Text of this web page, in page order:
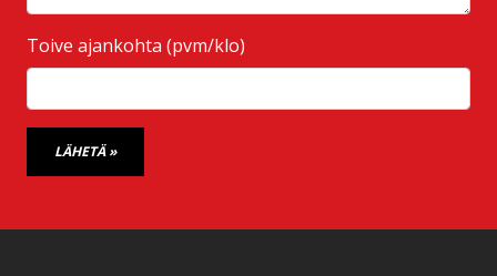
Toive ajankohta (pvm/klo)
LÄHETÄ »